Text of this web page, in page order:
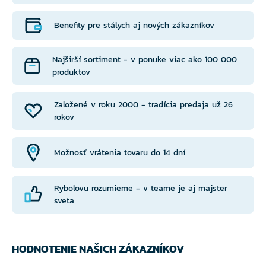
Založené v roku 2000 - tradícia predaja už 26
rokov
Benefity pre stálych aj nových zákazníkov
Možnosť vrátenia tovaru do 14 dní
Najširší sortiment - v ponuke viac ako 100 000
produktov
Rybolovu rozumieme - v teame je aj majster
sveta
HODNOTENIE NAŠICH ZÁKAZNÍKOV